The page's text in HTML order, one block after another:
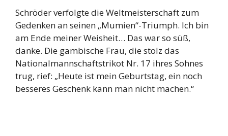
Schröder verfolgte die Weltmeisterschaft zum
Gedenken an seinen „Mumien“-Triumph. Ich bin
am Ende meiner Weisheit… Das war so süß,
danke. Die gambische Frau, die stolz das
Nationalmannschaftstrikot Nr. 17 ihres Sohnes
trug, rief: „Heute ist mein Geburtstag, ein noch
besseres Geschenk kann man nicht machen.“